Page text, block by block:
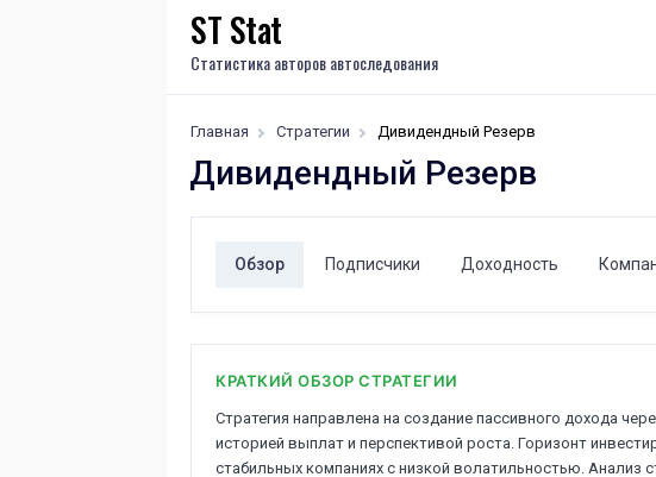
ST Stat
Статистика авторов автоследования
Главная Стратегии Дивидендный Резерв
Дивидендный Резерв
Обзор Подписчики Доходность
КРАТКИЙ ОБЗОР СТРАТЕГИИ
Стратегия направлена на создание пассивного дохода
историей выплат и перспективой роста. Горизонт
стабильных компаниях с низкой волатильностью. Анализ